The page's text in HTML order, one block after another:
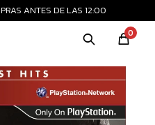
ANTES DE LAS 12:00
0
MI CUENTA